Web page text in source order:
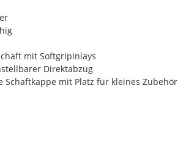
mit Softgripinlays
Direktabzug
Schaftkappe mit Platz für kleines Zubehör